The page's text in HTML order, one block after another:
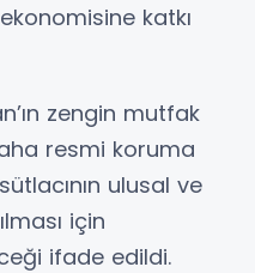
katkı
zengin mutfak
resmi koruma
ulusal ve
için
ifade edildi.